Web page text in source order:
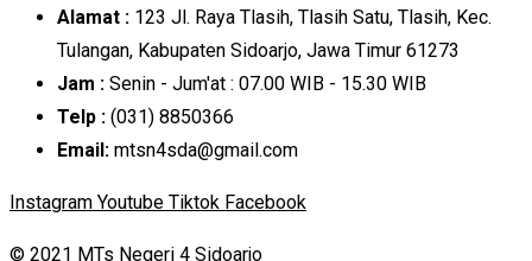
Alamat : 123 Jl. Raya Tlasih, Tlasih Satu, Tlasih, Kec.
Tulangan, Kabupaten Sidoarjo, Jawa Timur 61273
Jam : Senin - Jum'at : 07.00 WIB - 15.30 WIB
Telp : (031) 8850366
Email: mtsn4sda@gmail.com
Instagram Youtube Tiktok Facebook
© 2021 MTs Negeri 4 Sidoarjo